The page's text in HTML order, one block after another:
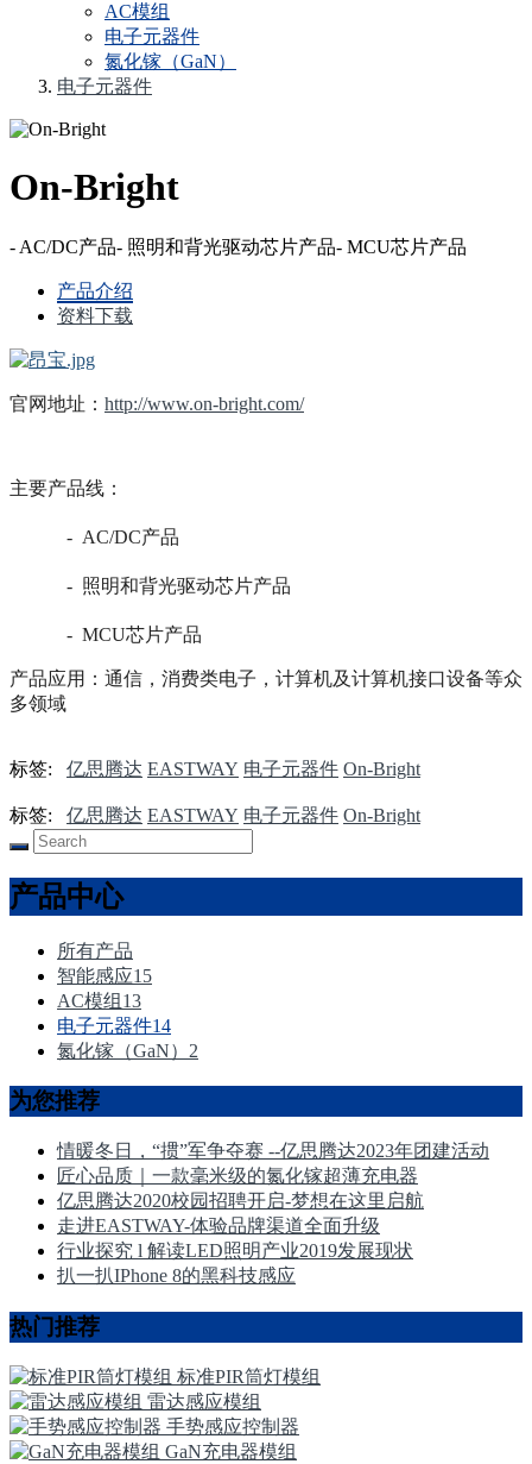
AC模组
电子元器件
氮化镓（GaN）
电子元器件
On-Bright
- AC/DC产品- 照明和背光驱动芯片产品- MCU芯片产品
产品介绍
资料下载
官网地址： http://www.on-bright.com/
主要产品线：
- AC/DC产品
- 照明和背光驱动芯片产品
- MCU芯片产品
产品应用：通信，消费类电子，计算机及计算机接口设备等众
多领域
标签: 亿思腾达 EASTWAY 电子元器件 On-Bright
标签: 亿思腾达 EASTWAY 电子元器件 On-Bright
产品中心
所有产品
智能感应15
AC模组 13
电子元器件14
氮化镓（GaN） 2
为您推荐
情暖冬日，“掼”军争夺赛 --亿思腾达2023年团建活动
匠心品质｜一款毫米级的氮化镓超薄充电器
亿思腾达2020校园招聘开启-梦想在这里启航
走进EASTWAY-体验品牌渠道全面升级
行业探究 l 解读LED照明产业2019发展现状
扒一扒IPhone 8的黑科技感应
热门推荐
标准PIR筒灯模组
雷达感应模组
手势感应控制器
GaN充电器模组